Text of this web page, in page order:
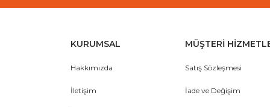
KURUMSAL
Hakkımızda
İletişim
MÜŞTERİ
Satış Sözleşmesi
İade ve Değişim